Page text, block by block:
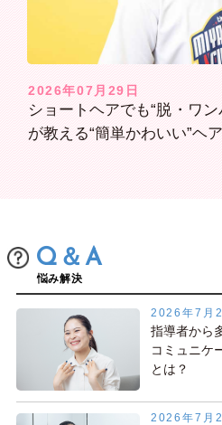
2026年07月29日
ショートヘアでも“脱・ワ
が教える“簡単かわいい”ヘ
Q＆A
悩み解決
2026年7月2
指導者から
コミュニケ
とは？
2026年7月2